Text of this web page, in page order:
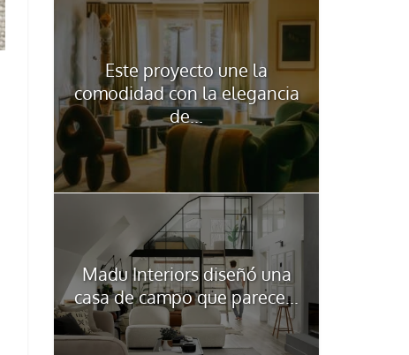
Este proyecto une la
comodidad con la elegancia
de...
Madu Interiors diseñó una
casa de campo que parece...